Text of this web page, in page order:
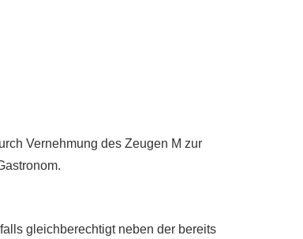
Vernehmung des Zeugen M zur
gleichberechtigt neben der bereits